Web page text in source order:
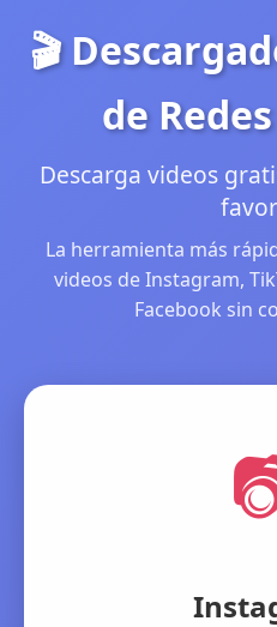
🎬
de
Descarga videos
La herramienta más
videos de Instagram,
Facebook sin